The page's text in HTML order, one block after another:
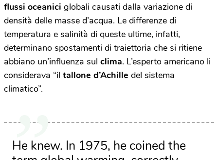
flussi oceanici globali causati dalla variazione di
densità delle masse d’acqua. Le differenze di
temperatura e salinità di queste ultime, infatti,
determinano spostamenti di traiettoria che si ritiene
abbiano un’influenza sul clima. L’esperto americano li
considerava “il tallone d’Achille del sistema
climatico”.
He knew. In 1975, he coined the